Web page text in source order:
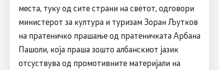
места, туку од сите страни на светот, одговори
министерот за култура и туризам Зоран Љутков
на пратеничко прашање од пратеничката Арбана
Пашоли, која праша зошто албанскиот јазик
отсуствува од промотивните материјали на